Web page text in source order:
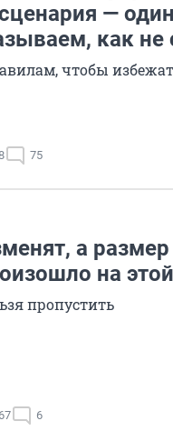
—
как не
чтобы
75
а
на
пропустить
6